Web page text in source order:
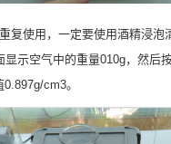
复使用，一定要使用酒精浸
示空气中的重量010g，然后
cm3。